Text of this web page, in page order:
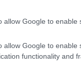
allow Google to enable
allow Google to
functionality and
την
λίτρων με την
ενισχύσεις, το
που
1.350 hp στους